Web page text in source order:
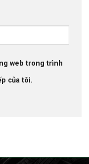
web trong trình
của tôi.